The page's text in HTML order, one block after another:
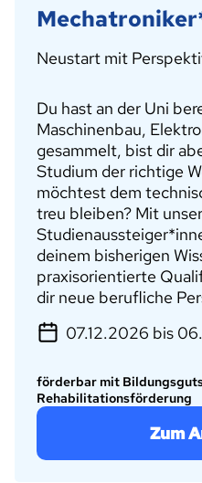
Neustart mit
Du hast an der Uni
Maschinenbau,
gesammelt, bist dir
Studium der richtige
möchtest dem
treu bleiben? Mit
deinem bisherigen
praxisorientierte
dir neue berufliche
07.12.2026 bis
förderbar mit
Rehabilitationsförderung
Zum